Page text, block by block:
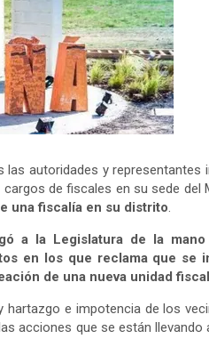
autoridades y representantes
de fiscales en su sede del
una fiscalía en su distrito.
a la Legislatura de la
en los que reclama que se
de una nueva unidad fiscal
hartazgo e impotencia de los
acciones que se están llevando